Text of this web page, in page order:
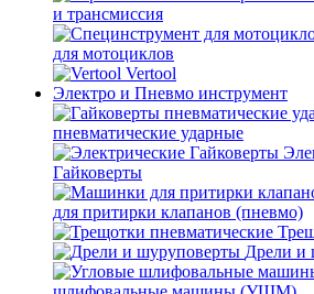
и трансмиссия
для мотоциклов
Vertool
Электро и Пневмо инструмент
пневматические ударные
Гайковерты
для притирки клапанов (пневмо)
Дрели и